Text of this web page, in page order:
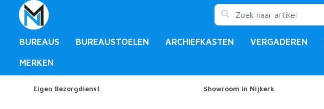
BUREAUS BUREAUSTOELEN ARCHIEFKASTEN VERGADEREN
MERKEN
Eigen Bezorgdienst Showroom in Nijkerk